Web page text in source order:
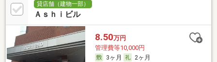
貸店舗（建物一部）
Ａｓｈｉビル
8.50万円
管理費等10,000円
3ヶ月
2ヶ月